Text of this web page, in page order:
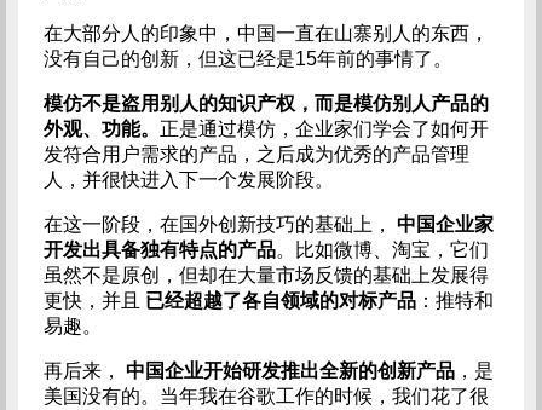
在大部分人的印象中，中国一直在山寨别人的东西，
没有自己的创新，但这已经是15年前的事情了。
模仿不是盗用别人的知识产权，而是模仿别人产品的
外观、功能。 正是通过模仿，企业家们学会了如何开
发符合用户需求的产品，之后成为优秀的产品管理
人，并很快进入下一个发展阶段。
在这一阶段，在国外创新技巧的基础上， 中国企业家
开发出具备独有特点的产品。比如微博、淘宝，它们
虽然不是原创，但却在大量市场反馈的基础上发展得
更快，并且 已经超越了各自领域的对标产品：推特和
易趣。
再后来， 中国企业开始研发推出全新的创新产品，是
美国没有的。当年我在谷歌工作的时候，我们花了很